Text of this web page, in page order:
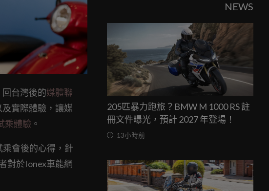
回台灣後的媒體聯
及實際體驗，讓媒
乘體驗 。
會後的心得，針
對於Ionex車能網
NEWS
205匹暴力跑旅？BMW M 1000 RS 註
冊文件曝光，預計 2027 年登場！
13小時前